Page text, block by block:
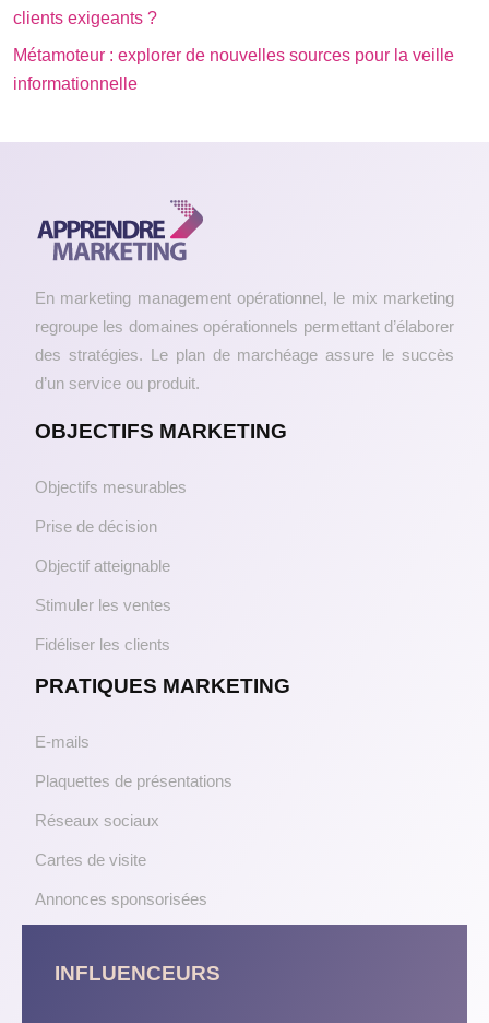
clients exigeants ?
Métamoteur : explorer de nouvelles sources pour la veille
informationnelle
En marketing management opérationnel, le mix marketing
regroupe les domaines opérationnels permettant d’élaborer
des stratégies. Le plan de marchéage assure le succès
d’un service ou produit.
OBJECTIFS MARKETING
Objectifs mesurables
Prise de décision
Objectif atteignable
Stimuler les ventes
Fidéliser les clients
PRATIQUES MARKETING
E-mails
Plaquettes de présentations
Réseaux sociaux
Cartes de visite
Annonces sponsorisées
INFLUENCEURS